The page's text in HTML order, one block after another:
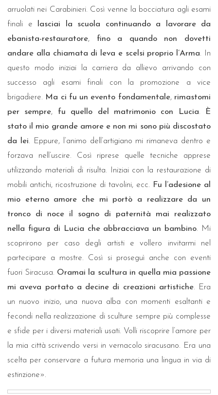
arruolati nei Carabinieri. Così venne la bocciatura agli esami
finali e
lasciai la scuola continuando a lavorare da
ebanista-restauratore, fino a quando non dovetti
andare alla chiamata di leva e scelsi proprio l’Arma. In
questo modo iniziai la carriera da allievo arrivando con
successo agli esami finali con la promozione a vice
brigadiere. Ma ci fu un evento fondamentale, rimastomi
per sempre, fu quello del matrimonio con Lucia.
È
stato il mio grande amore e non mi sono più discostato
da lei. Eppure, l’animo dell’artigiano mi rimaneva dentro e
forzava nell’uscire. Così riprese quelle tecniche apprese
utilizzando materiali di risulta. Iniziai con la restaurazione di
mobili antichi, ricostruzione di tavolini, ecc. Fu l’adesione al
mio eterno amore che mi portò a realizzare da un
tronco di noce il sogno di paternità mai realizzato
nella figura di Lucia che abbracciava un bambino. Mi
scoprirono per caso degli artisti e vollero invitarmi nel
partecipare a mostre. Così si proseguì anche con eventi
fuori Siracusa. Oramai la scultura in quella mia passione
mi aveva portato a decine di creazioni artistiche. Era
un nuovo inizio, una nuova alba con momenti esaltanti e
fecondi nella realizzazione di sculture sempre più complesse
e sfide per i diversi materiali usati. Volli riscoprire l’amore per
la mia città scrivendo versi in vernacolo siracusano. Era una
scelta per conservare a futura memoria una lingua in via di
estinzione».